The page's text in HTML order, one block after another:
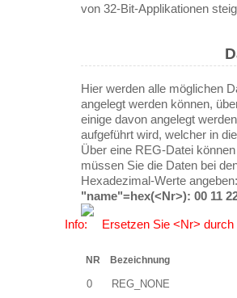
von 32-Bit-Applikationen
Hier werden alle möglichen
angelegt werden können,
einige davon angelegt
aufgeführt wird, welcher in
Über eine REG-Datei
müssen Sie die Daten bei
Hexadezimal-Werte angeben:
"name"=hex(<Nr>): 00 11
Ersetzen Sie <Nr> durch
NR Bezeichnung
0 REG_NONE